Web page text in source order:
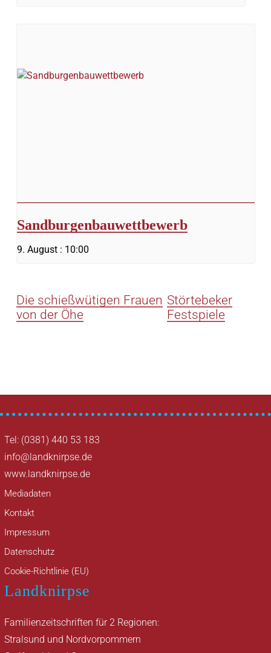
Sandburgenbauwettbewerb
9. August : 10:00
Die schießwütigen Frauen
von der Öhe
Störtebeker
Festspiele
Tel: (0381) 440 53 183
info@landknirpse.de
www.landknirpse.de
Mediadaten
Kontakt
Impressum
Datenschutz
Cookie-Richtlinie (EU)
Landknirpse
Familienzeitschriften für 2 Regionen:
Stralsund und Nordvorpommern